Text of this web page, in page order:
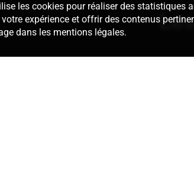
les cookies pour réaliser des
expérience et offrir des contenus
dans les mentions légales.